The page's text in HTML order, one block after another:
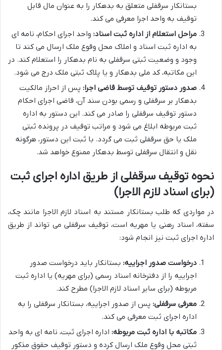
بستانکار سرقفلی متعلق به بدهکار را به عنوان مال قابل
توقیف به واحد اجرا معرفی می کند.
مراحل استعلام از اداره ثبت اسناد: واحد اجرای احکام، نامه ای
به اداره ثبت اسناد و املاک محل وقوع ملک ارسال می کند تا
وجود و وضعیت ثبتی سرقفلی به نام بدهکار را استعلام کند. در
این مکاتبه، کد ملی بدهکار و یا پلاک ثبتی ملک درج می شود.
صدور دستور توقیف توسط قاضی اجرا: پس از احراز مالکیت
بدهکار بر سرقفلی و رسمی بودن سند آن، قاضی اجرای احکام
دستور توقیف سرقفلی را صادر می کند. این دستور به اداره
ثبت مربوطه ابلاغ می شود و مراتب توقیف در پرونده ثبتی
ملک یا حق سرقفلی ثبت می گردد. با ثبت این دستور، هرگونه
نقل و انتقال سرقفلی توسط بدهکار ممنوع خواهد شد.
نحوه توقیف سرقفلی از طریق اداره اجرای ثبت
(برای اسناد لازم الاجرا)
در مواردی که طلب بستانکار مستند به اسناد لازم الاجرا مانند چک،
سفته، اسناد رهنی یا مهریه است، توقیف سرقفلی می تواند از طریق
اداره اجرای ثبت نیز انجام شود:
درخواست صدور اجراییه: بستانکار باید درخواست صدور
اجراییه را از دفترخانه اسناد رسمی (برای مهریه) یا اداره ثبت
مربوطه (برای سایر اسناد لازم الاجرا) مطرح کند.
معرفی سرقفلی: پس از صدور اجراییه، بستانکار سرقفلی را به
اداره اجرای ثبت معرفی می کند.
مکاتبه با اداره ثبت مربوطه: اداره اجرای ثبت، نامه ای به واحد
ثبتی محل وقوع ملک ارسال کرده و دستور توقیف حقوق مذکور